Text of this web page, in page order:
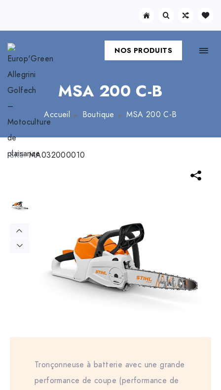
NOS PRODUITS
MSA 200 C-B
Accueil Boutique MSA 200 C-B
SKU:MA032000010
Tronçonneuse à batterie avec une grande
performance de coupe (performance de